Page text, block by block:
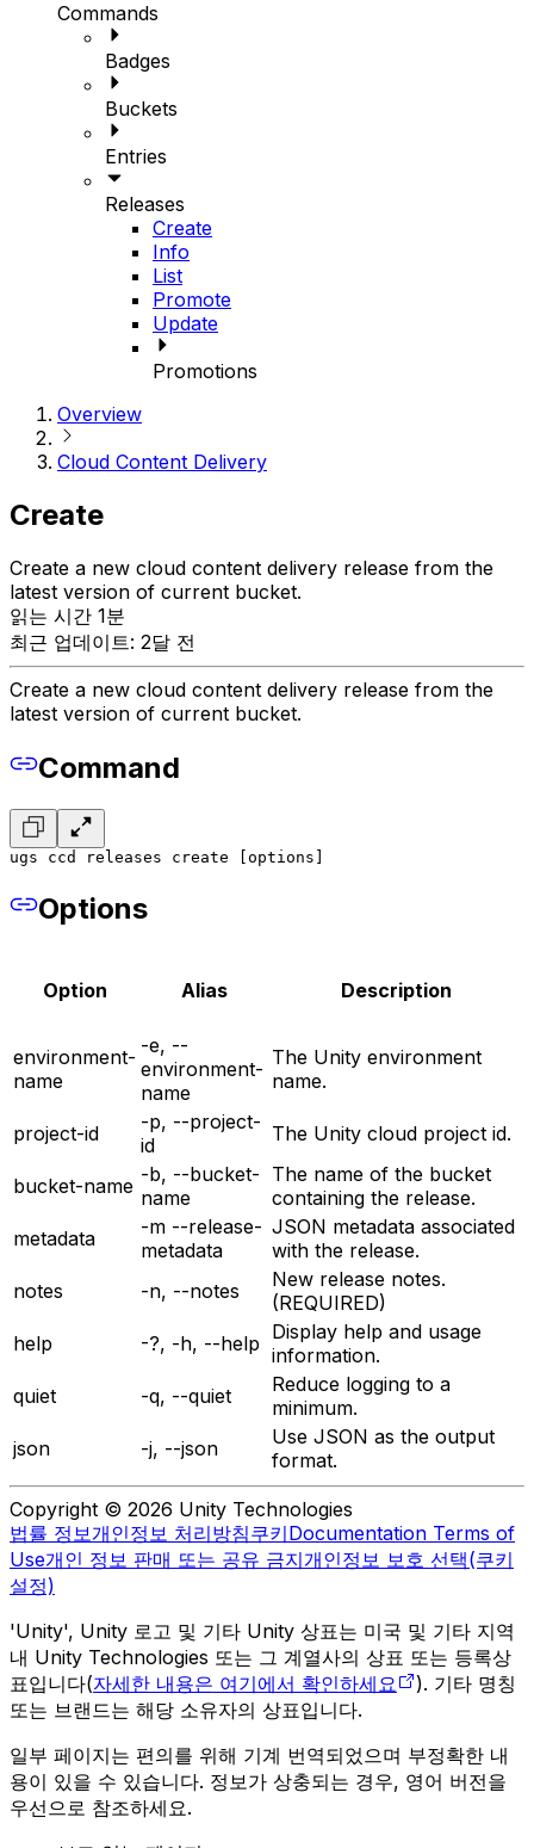
Commands
Badges
Buckets
Entries
Releases
Create
Info
List
Promote
Update
Promotions
Overview
Cloud Content Delivery
Create
Create a new cloud content delivery release from the
latest version of current bucket.
읽는 시간 1분
최근 업데이트: 2달 전
Create a new cloud content delivery release from the
latest version of current bucket.
Command
ugs ccd releases create [options]
Options
Option Alias Description
environment-
name
-e, --
environment-
name
The Unity environment
name.
project-id
-p, --project-
id
The Unity cloud project id.
bucket-name -b, --bucket-
name
The name of the bucket
containing the release.
metadata
-m --release-
metadata
JSON metadata associated
with the release.
notes
-n, --notes
New release notes.
(REQUIRED)
help
-?, -h, --help Display help and usage
information.
quiet
-q, --quiet
Reduce logging to a
minimum.
json
-j, --json
Use JSON as the output
format.
Copyright © 2026 Unity Technologies
법률 정보개인정보 처리방침쿠키Documentation Terms of
Use개인 정보 판매 또는 공유 금지개인정보 보호 선택(쿠키
설정)
'Unity', Unity 로고 및 기타 Unity 상표는 미국 및 기타 지역
내 Unity Technologies 또는 그 계열사의 상표 또는 등록상
표입니다(자세한 내용은 여기에서 확인하세요
). 기타 명칭
또는 브랜드는 해당 소유자의 상표입니다.
일부 페이지는 편의를 위해 기계 번역되었으며 부정확한 내
용이 있을 수 있습니다. 정보가 상충되는 경우, 영어 버전을
우선으로 참조하세요.